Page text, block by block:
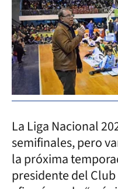
La Liga Nacional
semifinales, pero
la próxima
presidente del